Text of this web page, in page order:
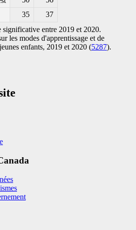
35
37
significative entre 2019 et 2020.
les modes d'apprentissage et de
enfants, 2019 et 2020 (5287).